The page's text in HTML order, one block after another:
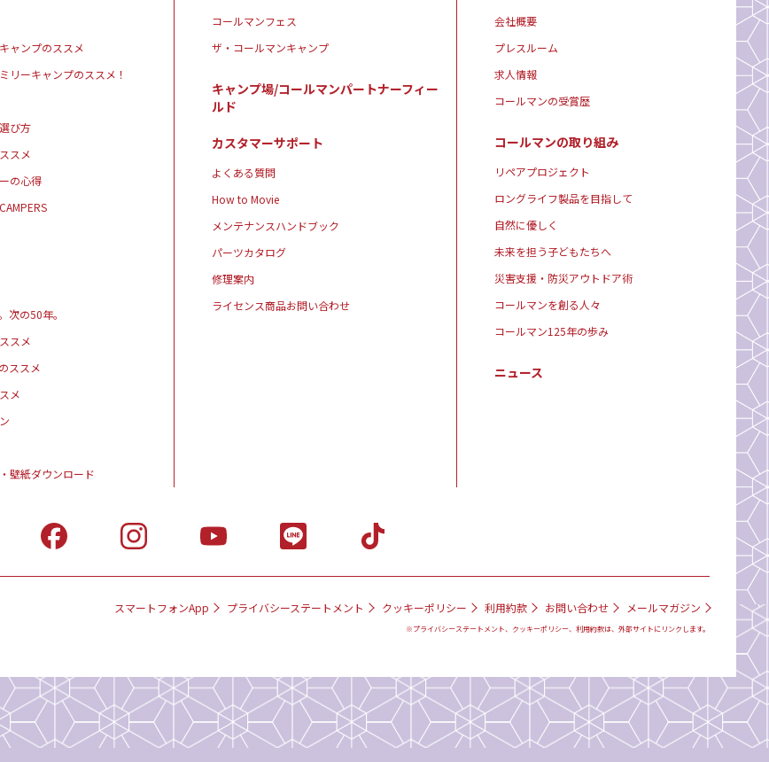
ャンプのススメ
リーキャンプのススメ！
び方
スメ
の心得
次の50年。
スメ
ススメ
メ
壁紙ダウンロード
コールマンフェス
ザ・コールマンキャンプ
キャンプ場/コールマンパートナーフィー
ルド
カスタマーサポート
よくある質問
How to Movie
メンテナンスハンドブック
パーツカタログ
修理案内
ライセンス商品お問い合わせ
会社概要
プレスルーム
求人情報
コールマンの受賞歴
コールマンの取り組み
リペアプロジェクト
ロングライフ製品を目指して
自然に優しく
未来を担う子どもたちへ
災害支援・防災アウトドア術
コールマンを創る人々
コールマン125年の歩み
ニュース
スマートフォンApp プライバシーステートメント クッキーポリシー 利用約款 お問い合わせ メールマガジン
※プライバシーステートメント、クッキーポリシー、利用約款は、外部サイトにリンクします。